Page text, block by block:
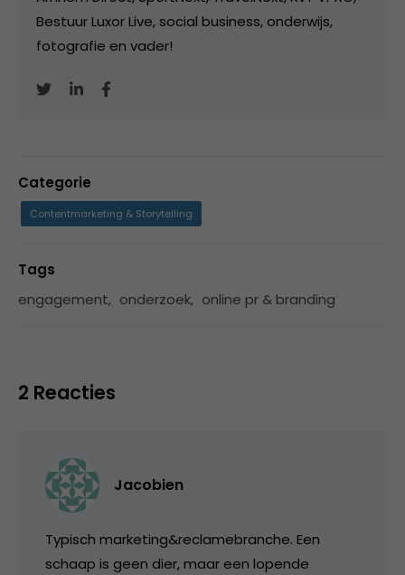
Bestuur Luxor Live, social business, onderwijs,
fotografie en vader!
Categorie
Contentmarketing & Storytelling
Tags
engagement, onderzoek, online pr & branding
2 Reacties
Jacobien
Typisch marketing&reclamebranche. Een
schaap is geen dier, maar een lopende